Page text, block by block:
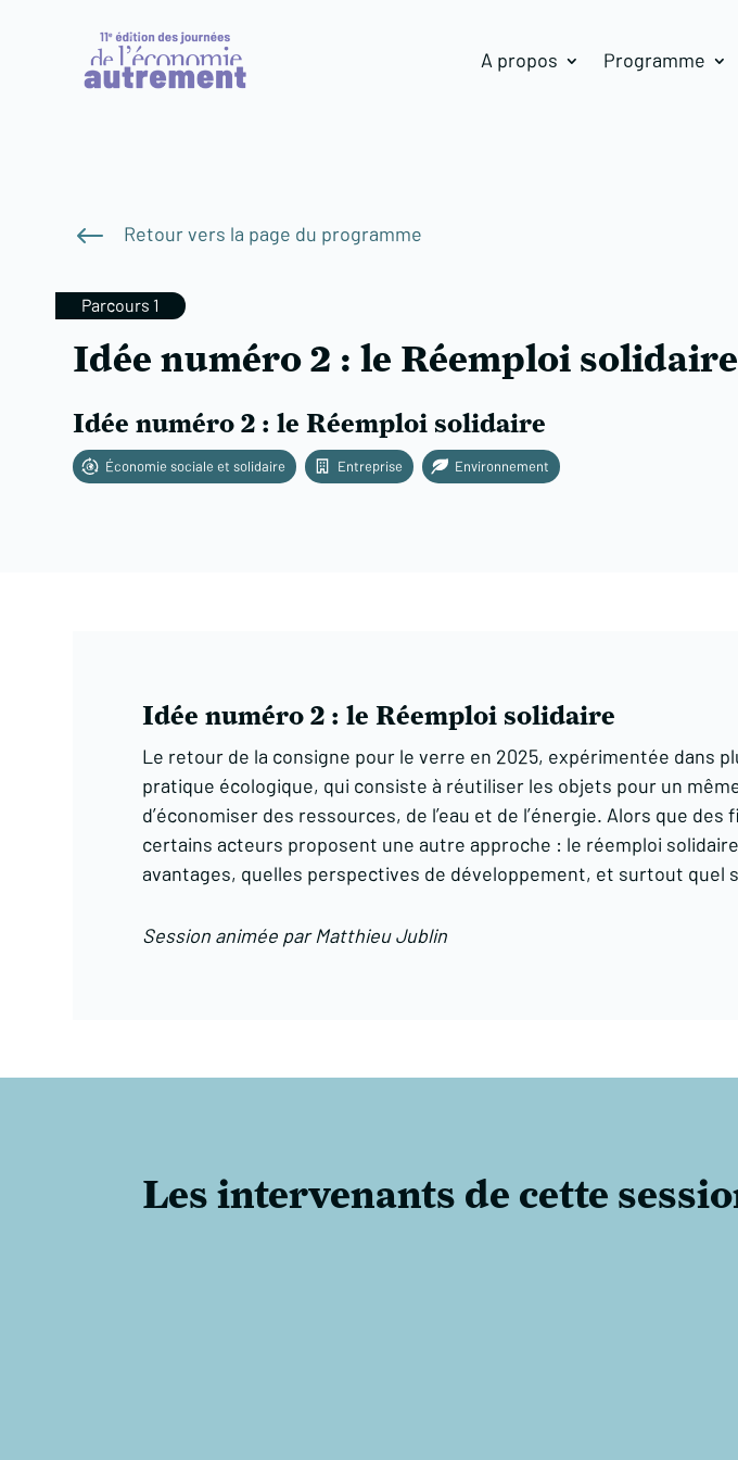
A propos Programme
# Retour vers la page du programme
Parcours 1
Idée numéro 2 : le Réemploi solidaire
Idée numéro 2 : le Réemploi solidaire
Économie sociale et solidaire Entreprise Environnement
Idée numéro 2 : le Réemploi solidaire
Le retour de la consigne pour le verre en 2025, expérimentée dans
pratique écologique, qui consiste à réutiliser les objets pour un
d’économiser des ressources, de l’eau et de l’énergie. Alors que
certains acteurs proposent une autre approche : le réemploi
avantages, quelles perspectives de développement, et surtout quel
Session animée par Matthieu Jublin
Les intervenants de cette